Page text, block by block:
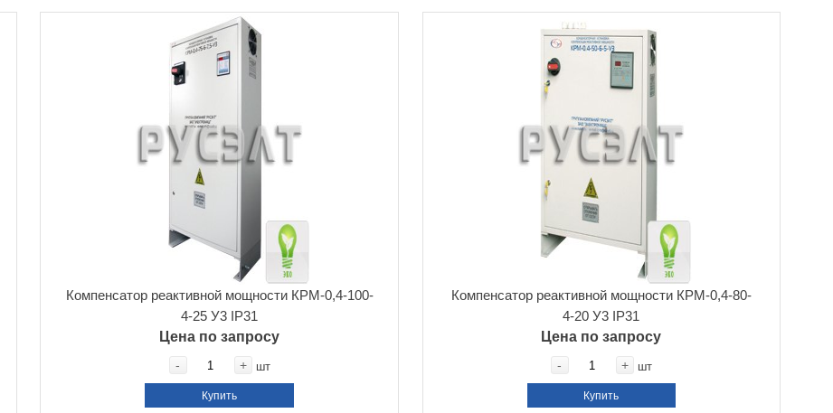
Компенсатор реактивной мощности КРМ-0,4-100-
4-25 У3 IP31
Цена по запросу
- + шт
Купить
Компенсатор реактивной мощности КРМ-0,4-80-
4-20 У3 IP31
Цена по запросу
- + шт
Купить